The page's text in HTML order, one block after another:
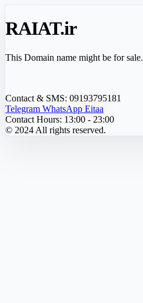
RAIAT.ir
This Domain name might be for sale.
Contact & SMS: 09193795181
Telegram WhatsApp Eitaa
Contact Hours: 13:00 - 23:00
© 2024 All rights reserved.